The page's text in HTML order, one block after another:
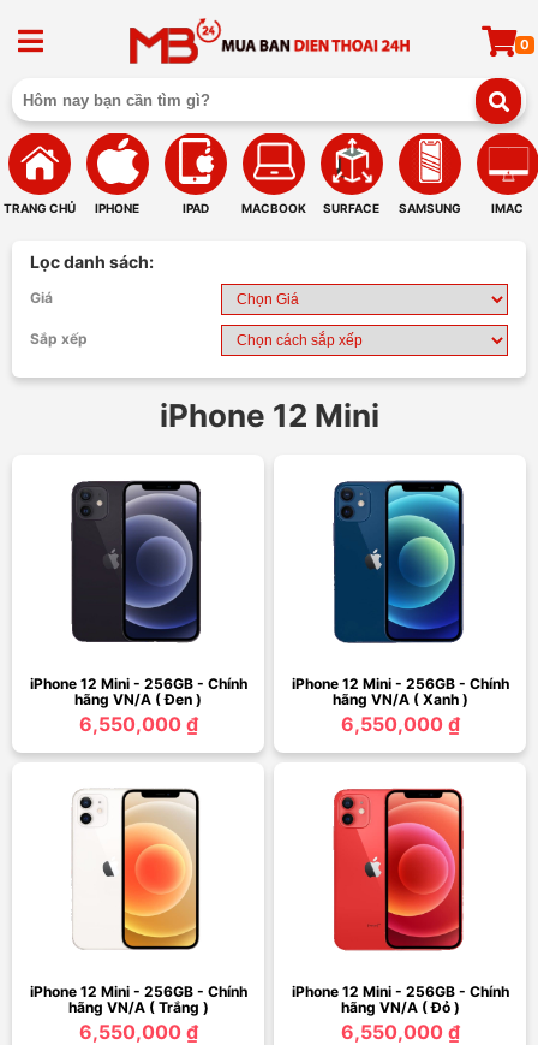
0
TRANG CHỦ IPHONE IPAD MACBOOK SURFACE SAMSUNG IMAC
Lọc danh sách:
Giá
Sắp xếp
iPhone 12 Mini
iPhone 12 Mini - 256GB - Chính
hãng VN/A ( Đen )
6,550,000 ₫
iPhone 12 Mini - 256GB - Chính
hãng VN/A ( Xanh )
6,550,000 ₫
iPhone 12 Mini - 256GB - Chính
hãng VN/A ( Trắng )
6,550,000 ₫
iPhone 12 Mini - 256GB - Chính
hãng VN/A ( Đỏ )
6,550,000 ₫